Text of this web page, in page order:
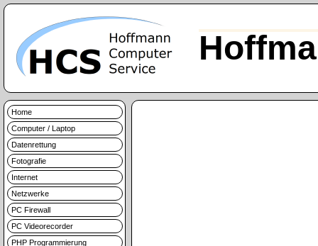
Home
Computer / Laptop
Datenrettung
Fotografie
Internet
Netzwerke
PC Firewall
PC Videorecorder
PHP Programmierung